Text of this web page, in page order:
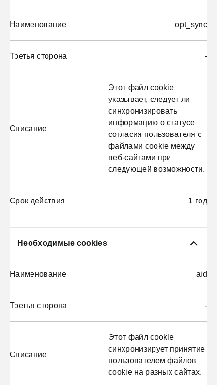
Наименование opt_sync
Третья сторона -
Описание
Этот файл cookie
указывает, следует ли
синхронизировать
информацию о статусе
согласия пользователя с
файлами cookie между
веб-сайтами при
следующей возможности.
Срок действия 1 год
Необходимые cookies
Наименование aid
Третья сторона -
Описание
Этот файл cookie
синхронизирует принятие
пользователем файлов
cookie на разных сайтах.